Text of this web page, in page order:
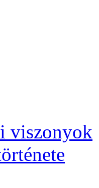
viszonyok